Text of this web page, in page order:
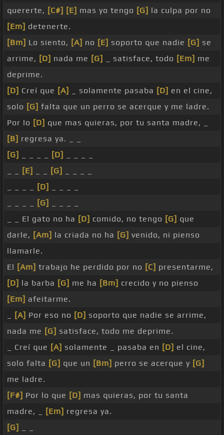
quererte, [C#] [E] mas yo tengo [G] la culpa por no
[Em] detenerte.
[Bm] Lo siento, [A] no [E] soporto que nadie [G] se
arrime, [D] nada me [G] _ satisface, todo [Em] me
deprime.
[D] Creí que [A] _ solamente pasaba [D] en el cine,
solo [G] falta que un perro se acerque y me ladre.
Por lo [D] que mas quieras, por tu santa madre, _
[B] regresa ya. _ _
[G]
[D]
[E] [G]
[D]
[G]
_ _ El gato no ha [D] comido, no tengo [G] que
darle, [Am] la criada no ha [G] venido, ni pienso
llamarle.
El [Am] trabajo he perdido por no [C] presentarme,
[D] la barba [G] me ha [Bm] crecido y no pienso
[Em] afeitarme.
[A] Por eso no [D] soporto que nadie se arrime,
nada me [G] satisface, todo me deprime.
_ Creí que [A] solamente _ pasaba en [D] el cine,
solo falta [G] que un [Bm] perro se acerque y [G]
me ladre.
[F#] Por lo que [D] mas quieras, por tu santa
madre, _
[Em] regresa ya.
[G]